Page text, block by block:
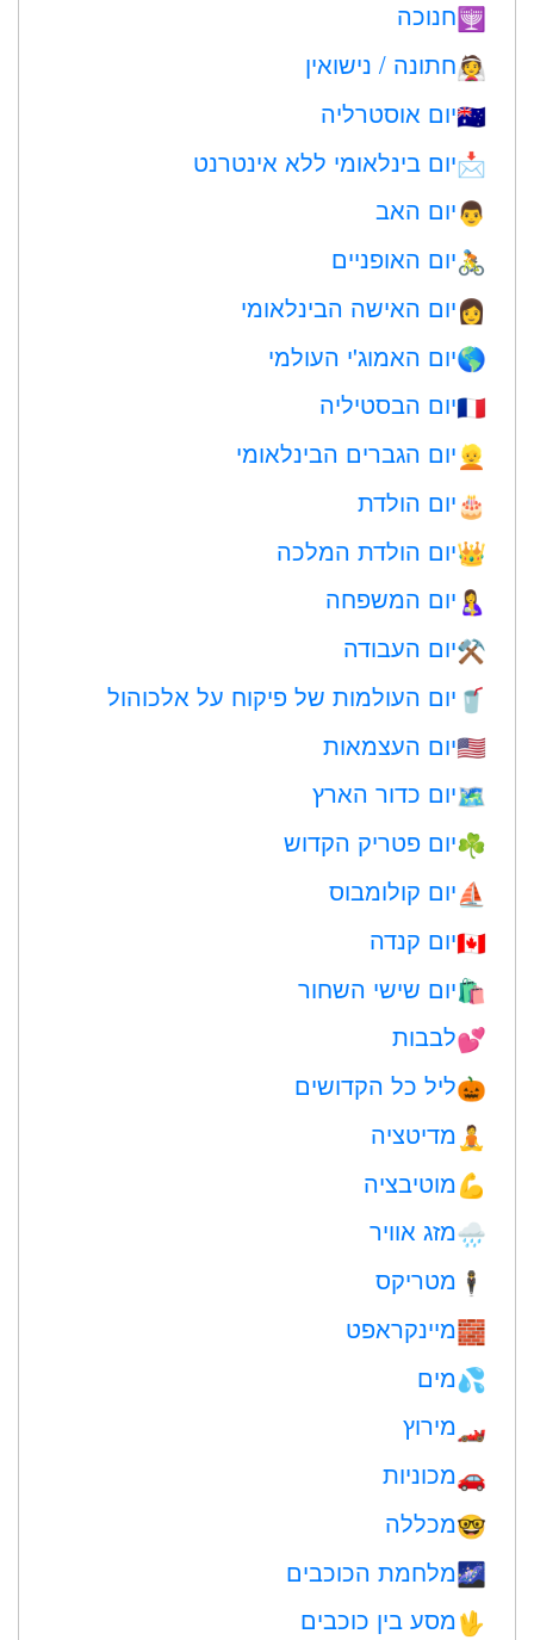
🕎חנוכה
👰חתונה / נישואין
🇦🇺יום אוסטרליה
📩יום בינלאומי ללא אינטרנט
👨יום האב
🚴יום האופניים
👩יום האישה הבינלאומי
🌎יום האמוג'י העולמי
🇫🇷יום הבסטיליה
👱 יום הגברים הבינלאומי
🎂 יום הולדת
👑יום הולדת המלכה
🤱 יום המשפחה
⚒️יום העבודה
🥤 יום העולמות של פיקוח על אלכוהול
🇺🇸יום העצמאות
🗺️יום כדור הארץ
☘️יום פטריק הקדוש
⛵️יום קולומבוס
🇨🇦יום קנדה
🛍יום שישי השחור
💕לבבות
🎃ליל כל הקדושים
🧘 מדיטציה
💪מוטיבציה
🌧מזג אוויר
🕴️ מטריקס
🧱מיינקראפט
💦מים
🏎 מירוץ
🚗מכוניות
🤓מכללה
🌌מלחמת הכוכבים
🖖מסע בין כוכבים